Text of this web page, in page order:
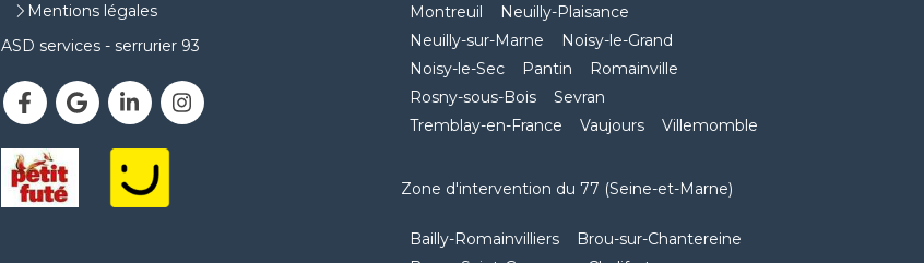
Mentions légales
ASD services - serrurier 93
Montreuil
Neuilly-Plaisance
Neuilly-sur-Marne
Noisy-le-Grand
Noisy-le-Sec
Pantin
Romainville
Rosny-sous-Bois
Sevran
Tremblay-en-France
Vaujours Villemomble
Zone d'intervention du 77 (Seine-et-Marne)
Bailly-Romainvilliers
Brou-sur-Chantereine